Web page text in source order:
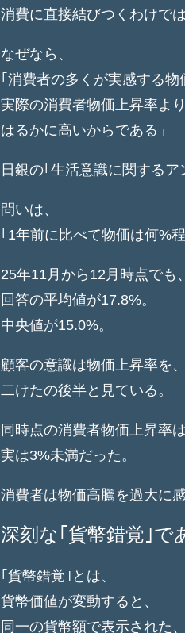
消費に直接結びつくわけでは
なぜなら、
｢消費者の多くが実感する物
実際の消費者物価上昇率より
はるかに高いからである」
日銀の｢生活意識に関するア
問いは、
｢1年前に比べて物価は何%
25年11月から12月時点でも、
回答の平均値が17.8%。
中央値が15.0%。
顧客の意識は物価上昇率を、
二けたの後半と見ている。
同時点の消費者物価上昇率は
実は3%未満だった。
消費者は物価高騰を過大に感
深刻な｢貨幣錯覚｣で
｢貨幣錯覚｣とは、
貨幣価値が変動すると、
同一の貨幣額で表示された、